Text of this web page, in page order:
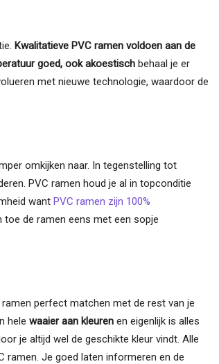
Kwalitatieve PVC ramen voldoen aan de
goed, ook akoestisch behaal je er
met nieuwe technologie, waardoor de
omkijken naar. In tegenstelling tot
PVC ramen houd je al in topconditie
want PVC ramen zijn 100%
de ramen eens met een sopje
perfect matchen met de rest van je
hele waaier aan kleuren en eigenlijk is alles
je altijd wel de geschikte kleur vindt. Alle
ramen. Je goed laten informeren en de